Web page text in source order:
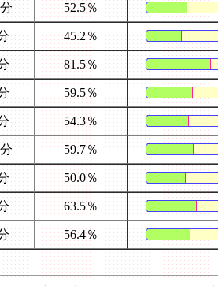
52.5％
45.2％
81.5％
59.5％
54.3％
59.7％
50.0％
63.5％
56.4％